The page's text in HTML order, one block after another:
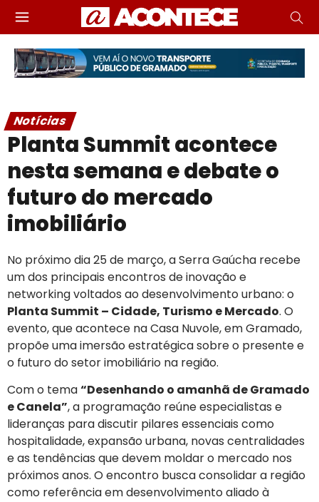
Notícias
Planta Summit acontece
nesta semana e debate o
futuro do mercado
imobiliário
No próximo dia 25 de março, a Serra Gaúcha recebe
um dos principais encontros de inovação e
networking voltados ao desenvolvimento urbano: o
Planta Summit – Cidade, Turismo e Mercado. O
evento, que acontece na Casa Nuvole, em Gramado,
propõe uma imersão estratégica sobre o presente e
o futuro do setor imobiliário na região.
Com o tema“Desenhando o amanhã de Gramado
e Canela”, a programação reúne especialistas e
lideranças para discutir pilares essenciais como
hospitalidade, expansão urbana, novas centralidades
e as tendências que devem moldar o mercado nos
próximos anos. O encontro busca consolidar a região
como referência em desenvolvimento aliado à